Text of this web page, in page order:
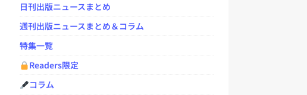
日刊出版ニュースまとめ
週刊出版ニュースまとめ＆コラム
特集一覧
Readers限定
コラム